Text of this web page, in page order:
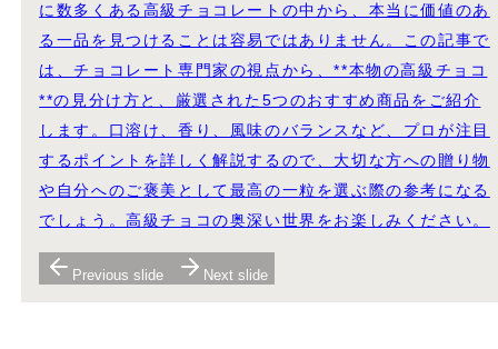
に数多くある高級チョコレートの中から、本当に価値のあ
る一品を見つけることは容易ではありません。この記事で
は、チョコレート専門家の視点から、**本物の高級チョコ
**の見分け方と、厳選された5つのおすすめ商品をご紹介
します。口溶け、香り、風味のバランスなど、プロが注目
するポイントを詳しく解説するので、大切な方への贈り物
や自分へのご褒美として最高の一粒を選ぶ際の参考になる
でしょう。高級チョコの奥深い世界をお楽しみください。
Previous slide Next slide